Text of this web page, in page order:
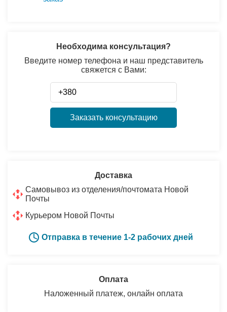
Необходима консультация?
Введите номер телефона и наш представитель
свяжется с Вами:
Заказать консультацию
Доставка
Самовывоз из отделения/почтомата Новой
Почты
Курьером Новой Почты
Отправка в течение 1-2 рабочих дней
Оплата
Наложенный платеж, онлайн оплата